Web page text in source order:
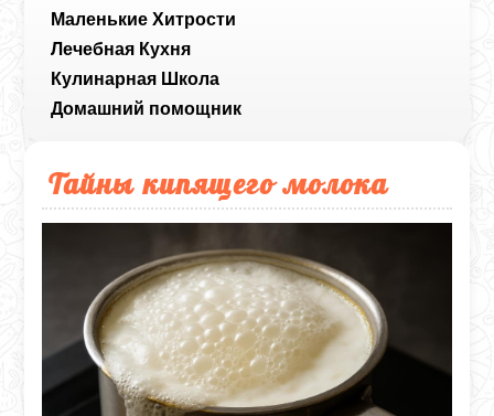
Маленькие Хитрости
Лечебная Кухня
Кулинарная Школа
Домашний помощник
Тайны кипящего молока